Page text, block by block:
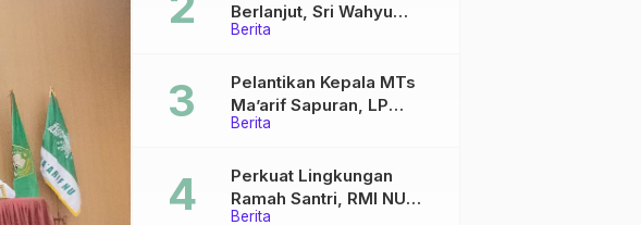
Berita
Berlanjut, Sri Wahyu
Susilowati Resmi Pimpin
Berita
Pelantikan Kepala MTs
Ma’arif Sapuran, LP
Ma’arif NU Wonosobo
Kepemimpinan Nahdliyah
Berita
Perkuat Lingkungan
Ramah Santri, RMI NU